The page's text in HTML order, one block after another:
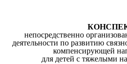
непосредственно
деятельности по развитию
компенсирующей
для детей с тяжелыми